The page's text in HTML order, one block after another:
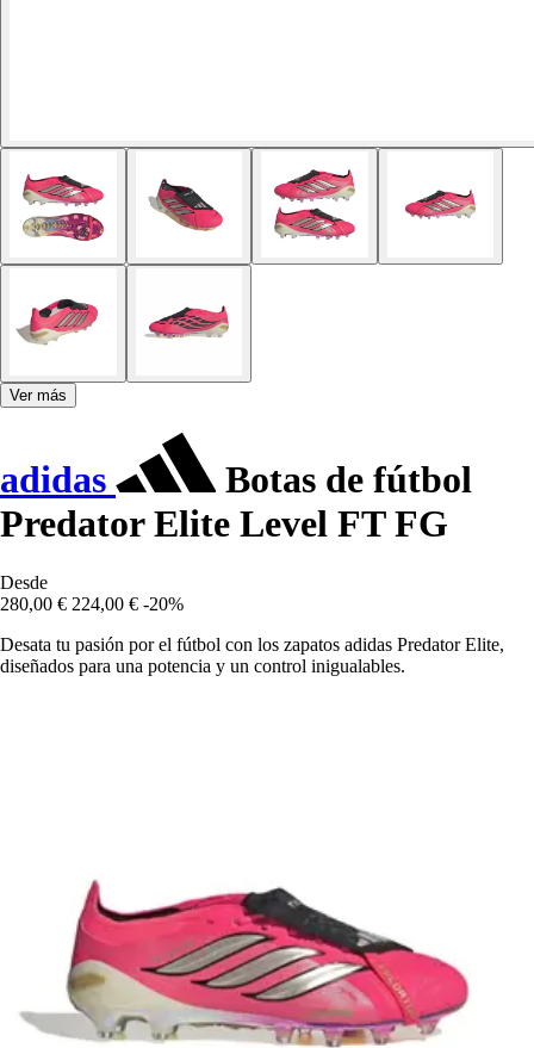
Ver más
adidas
Botas de fútbol
Predator Elite Level FT FG
Desde
280,00 € 224,00 € -20%
Desata tu pasión por el fútbol con los zapatos adidas Predator Elite,
diseñados para una potencia y un control inigualables.